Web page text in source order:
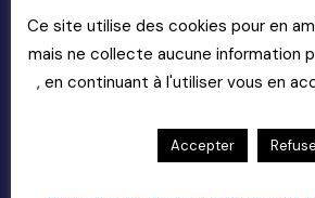
Ce site utilise des cookies pour en
mais ne collecte aucune information
, en continuant à l'utiliser vous en
Accepter